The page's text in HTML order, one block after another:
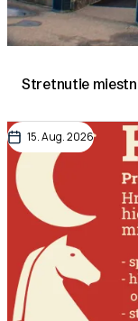
Stretnutie
15. Aug. 2026